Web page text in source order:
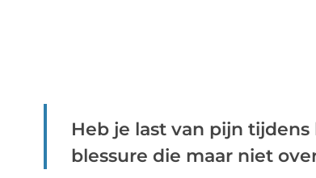
Heb je last van pijn
blessure die maar niet